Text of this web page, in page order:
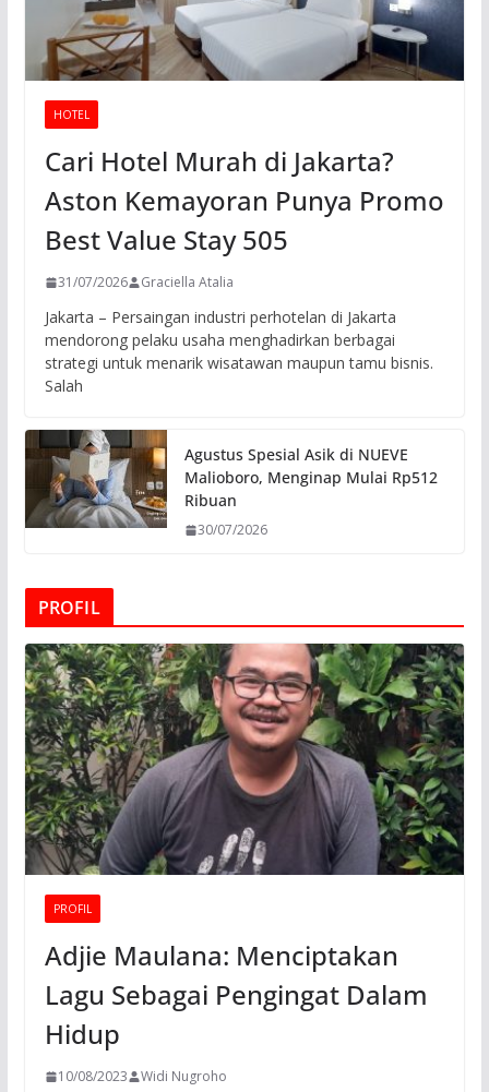
HOTEL
Cari Hotel Murah di Jakarta?
Aston Kemayoran Punya Promo
Best Value Stay 505
31/07/2026 Graciella Atalia
Jakarta – Persaingan industri perhotelan di Jakarta
mendorong pelaku usaha menghadirkan berbagai
strategi untuk menarik wisatawan maupun tamu bisnis.
Salah
Agustus Spesial Asik di NUEVE
Malioboro, Menginap Mulai Rp512
Ribuan
30/07/2026
PROFIL
PROFIL
Adjie Maulana: Menciptakan
Lagu Sebagai Pengingat Dalam
Hidup
10/08/2023 Widi Nugroho